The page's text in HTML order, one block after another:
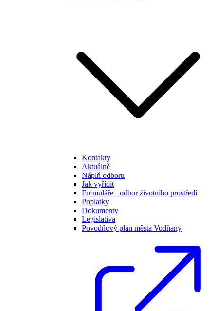
Kontakty
Aktuálně
Náplň odboru
Jak vyřídit
Formuláře - odbor životního prostředí
Poplatky
Dokumenty
Legislativa
Povodňový plán města Vodňany